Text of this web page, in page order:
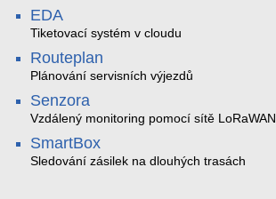
EDA
Tiketovací systém v cloudu
Routeplan
Plánování servisních výjezdů
Senzora
Vzdálený monitoring pomocí sítě LoRaWAN
SmartBox
Sledování zásilek na dlouhých trasách